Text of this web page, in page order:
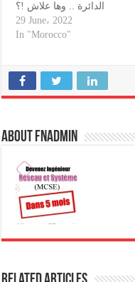
الدائرة .. وها علاش !؟
29 June، 2022
In "Morocco"
About fnadmin